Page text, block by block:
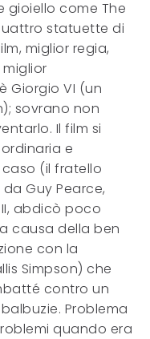
gioiello come The
statuette di
miglior regia,
Giorgio VI (un
sovrano non
Il film si
e
(il fratello
Guy Pearce,
abdicò poco
causa della ben
con la
Simpson) che
contro un
Problema
quando era